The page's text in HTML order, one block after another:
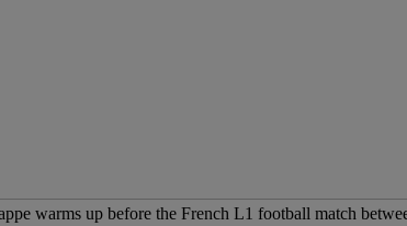
warms up before the French L1 football match